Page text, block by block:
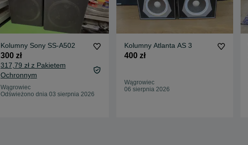
Kolumny Sony SS-A502
300 zł
317,79 zł z Pakietem
Ochronnym
Wągrowiec
Odświeżono dnia 03 sierpnia 2026
Kolumny Atlanta AS 3
400 zł
Wągrowiec
06 sierpnia 2026